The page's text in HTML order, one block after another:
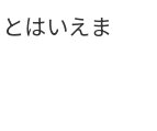
はいえま